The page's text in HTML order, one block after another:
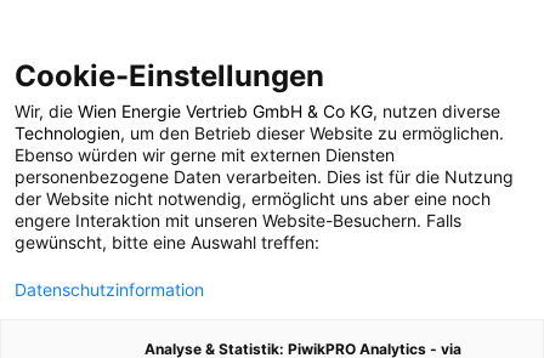
POSTS BY TAG
Strom-Boje
2 BEITRÄGE
Cookie-Einstellungen
Wir, die Wien Energie Vertrieb GmbH & Co KG, nutzen diverse
Technologien, um den Betrieb dieser Website zu ermöglichen.
Ebenso würden wir gerne mit externen Diensten
personenbezogene Daten verarbeiten. Dies ist für die Nutzung
der Website nicht notwendig, ermöglicht uns aber eine noch
engere Interaktion mit unseren Website-Besuchern. Falls
gewünscht, bitte eine Auswahl treffen:
Datenschutzinformation
Analyse & Statistik: PiwikPRO Analytics - via